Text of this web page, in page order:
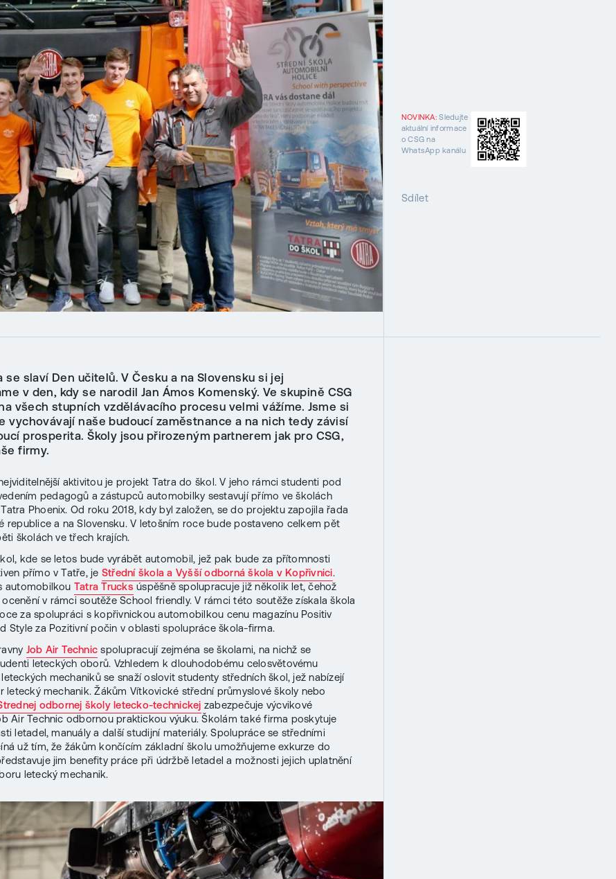
NOVINKA: Sledujte
aktuální informace
o CSG na
WhatsApp kanálu
Sdílet
se slaví Den učitelů. V Česku a na Slovensku si jej
v den, kdy se narodil Jan Ámos Komenský. Ve skupině CSG
všech stupních vzdělávacího procesu velmi vážíme. Jsme si
vychovávají naše budoucí zaměstnance a na nich tedy závisí
prosperita. Školy jsou přirozeným partnerem jak pro CSG,
firmy.
aktivitou je projekt Tatra do škol. V jeho rámci studenti pod
pedagogů a zástupců automobilky sestavují přímo ve školách
Phoenix. Od roku 2018, kdy byl založen, se do projektu zapojila řada
republice a na Slovensku. V letošním roce bude postaveno celkem pět
školách ve třech krajích.
kde se letos bude vyrábět automobil, jež pak bude za přítomnosti
přímo v Tatře, je Střední škola a Vyšší odborná škola v Kopřivnici.
automobilkou Tatra Trucks úspěšně spolupracuje již několik let, čehož
v rámci soutěže School friendly. V rámci této soutěže získala škola
za spolupráci s kopřivnickou automobilkou cenu magazínu Positiv
Style za Pozitivní počin v oblasti spolupráce škola-firma.
Job Air Technic spolupracují zejména se školami, na nichž se
leteckých oborů. Vzhledem k dlouhodobému celosvětovému
mechaniků se snaží oslovit studenty středních škol, jež nabízejí
letecký mechanik. Žákům Vítkovické střední průmyslové školy nebo
odbornej školy letecko-technickej zabezpečuje výcvikové
Air Technic odbornou praktickou výuku. Školám také firma poskytuje
letadel, manuály a další studijní materiály. Spolupráce se středními
už tím, že žákům končícím základní školu umožňujeme exkurze do
jim benefity práce při údržbě letadel a možnosti jejich uplatnění
letecký mechanik.